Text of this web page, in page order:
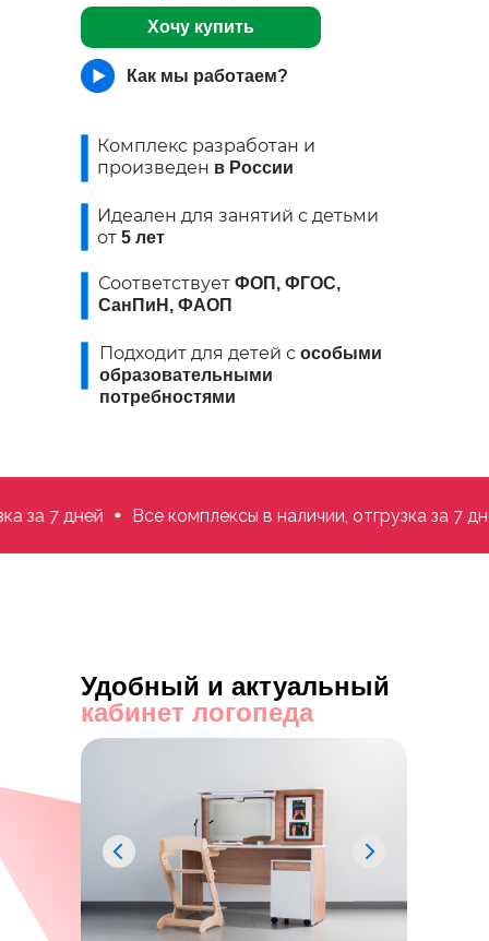
Подходит для детей с особыми
образовательными
потребностями
Комплекс разработан и
произведен в России
Соответствует ФОП, ФГОС,
СанПиН, ФАОП
Идеален для занятий с детьми
от 5 лет
Хочу купить
Как мы работаем?
7 дней Все комплексы в наличии, отгрузка за 7 дней
Удобный и актуальный
кабинет логопеда